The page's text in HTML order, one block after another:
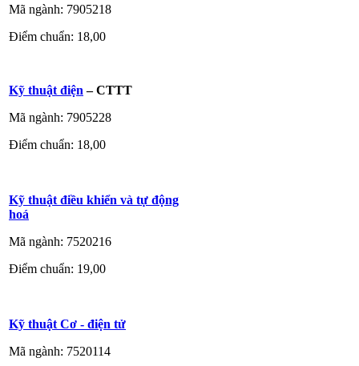
Mã ngành: 7905218
Điểm chuẩn: 18,00
Kỹ thuật điện – CTTT
Mã ngành: 7905228
Điểm chuẩn: 18,00
Kỹ thuật điều khiển và tự động
hoá
Mã ngành: 7520216
Điểm chuẩn: 19,00
Kỹ thuật Cơ - điện tử
Mã ngành: 7520114